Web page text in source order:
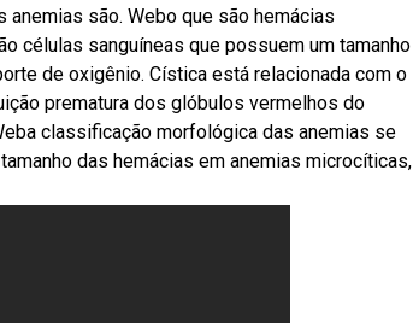
anemias são. Webo que são hemácias
células sanguíneas que possuem um tamanho
de oxigênio. Cística está relacionada com o
prematura dos glóbulos vermelhos do
classificação morfológica das anemias se
das hemácias em anemias microcíticas,